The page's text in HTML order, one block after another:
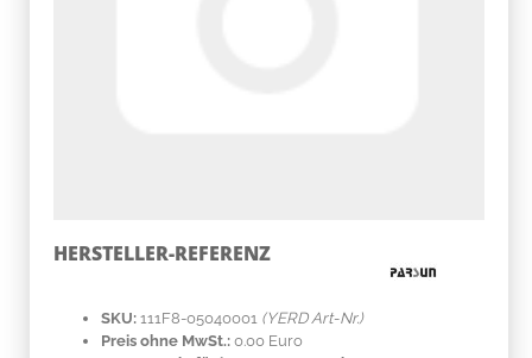
HERSTELLER-REFERENZ
SKU: 111F8-05040001 (YERD Art-Nr.)
Preis ohne MwSt.: 0.00 Euro